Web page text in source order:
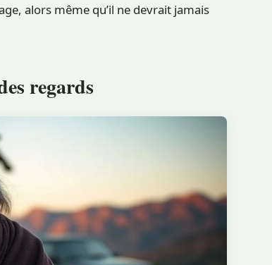
alors même qu’il ne devrait jamais
regards